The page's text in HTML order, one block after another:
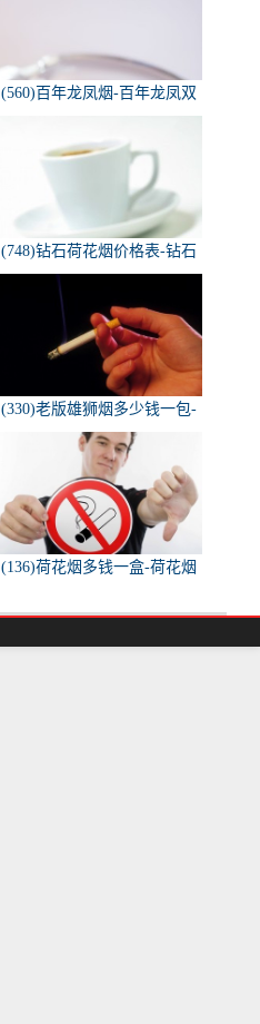
(560)百年龙凤烟-百年龙凤双
(748)钻石荷花烟价格表-钻石
荷花烟多少钱一包
(330)老版雄狮烟多少钱一包-
雄狮烟多少钱一包了哦！
(136)荷花烟多钱一盒-荷花烟